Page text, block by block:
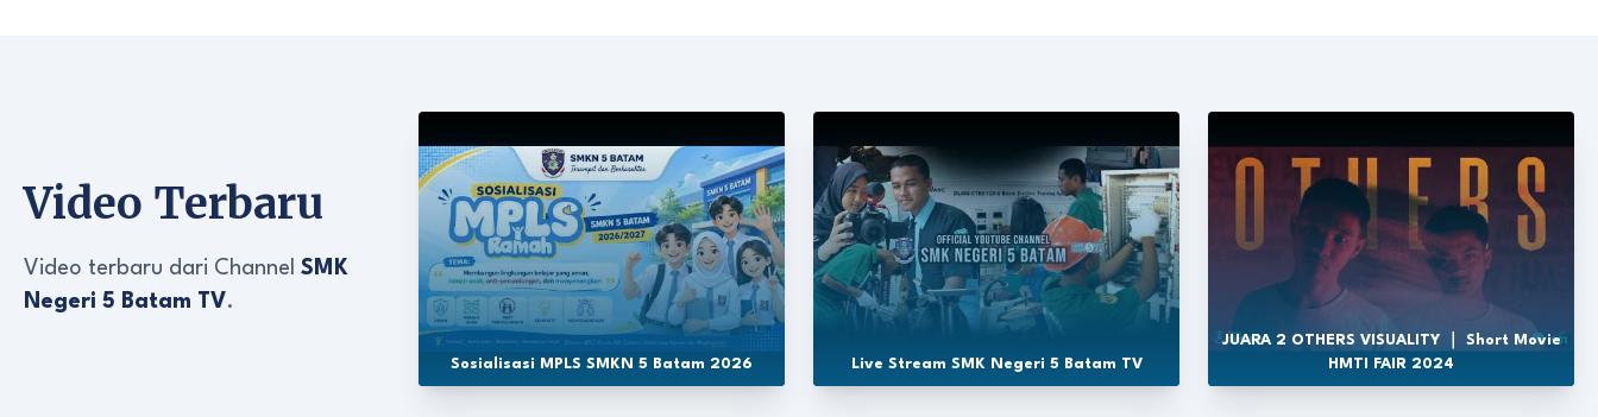
Video Terbaru
Video terbaru dari Channel SMK
Negeri 5 Batam TV.
Sosialisasi MPLS SMKN 5 Batam 2026 Live Stream SMK Negeri 5 Batam TV
JUARA 2 OTHERS VISUALITY ｜ Short Movie
HMTI FAIR 2024